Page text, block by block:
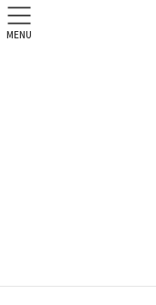
MENU